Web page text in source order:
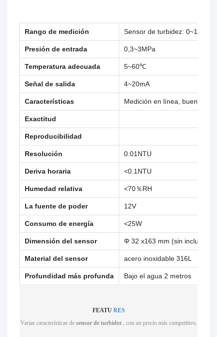
Rango de medición Sensor de turbidez: 0~100
Presión de entrada 0,3~3MPa
Temperatura adecuada 5~60℃
Señal de salida 4~20mA
Características Medición en línea, buena
Exactitud
Reproducibilidad
Resolución 0.01NTU
Deriva horaria <0.1NTU
Humedad relativa <70％RH
La fuente de poder 12V
Consumo de energía <25W
Dimensión del sensor Φ 32 x163 mm (sin incluir el
Material del sensor acero inoxidable 316L
Profundidad más profunda Bajo el agua 2 metros
FEATU RES
Varias características de sensor de turbidez , con un precio más competitivo.